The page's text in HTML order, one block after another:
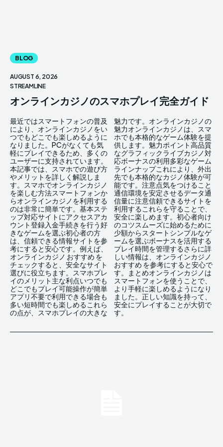
BLOG
AUGUST 6, 2026
STREAMLINE
オンラインカジノのスマホプレイ完全ガイド
最近ではスマートフォンの普及
により、オンラインカジノをい
つでもどこでも楽しめるように
なりました。PCがなくても気
軽にプレイできるため、多くの
ユーザーに支持されています。
本記事では、スマホでの遊び方
やメリットを詳しく解説しま
す。スマホでオンラインカジノ
を楽しむ方法スマートフォンか
らオンラインカジノを利用する
のは非常に簡単です。基本ステ
ップ対応サイトにアクセスアカ
ウント登録入金手続きを行う好
きなゲームを選ぶ初心者の方
は、信頼できる情報サイトを参
考にすると安心です。例えば、
オンラインカジノ おすすめ を
チェックすると、安全なサイト
選びに役立ちます。スマホプレ
イのメリット主な利点いつでも
どこでもプレイ可能操作が簡単
アプリ不要で利用できる場合も
多い短時間でも楽しめるこれら
の点が、スマホプレイの大きな
魅力です。オンラインカジノの
魅力オンラインカジノは、スマ
ホでも本格的なゲーム体験を提
供します。魅力ポイント高品質
なグラフィックライブカジノ対
応ボーナスの利用多彩なゲーム
ラインナップこれにより、外出
先でも本格的なカジノ体験が可
能です。注意点気をつけること
通信環境を安定させるデータ通
信量に注意信頼できるサイトを
利用するこれらを守ることで、
安全に楽しめます。初心者向け
のコツスムーズに始めるために
少額からスタートシンプルなゲ
ームを選ぶボーナスを活用する
プレイ時間を管理するさらに詳
しい情報は、オンラインカジノ
おすすめ を参考にすると安心で
す。まとめオンラインカジノは
スマートフォンを使うことで、
より手軽に楽しめるようになり
ました。正しい知識を持って、
安全にプレイすることが大切で
す。